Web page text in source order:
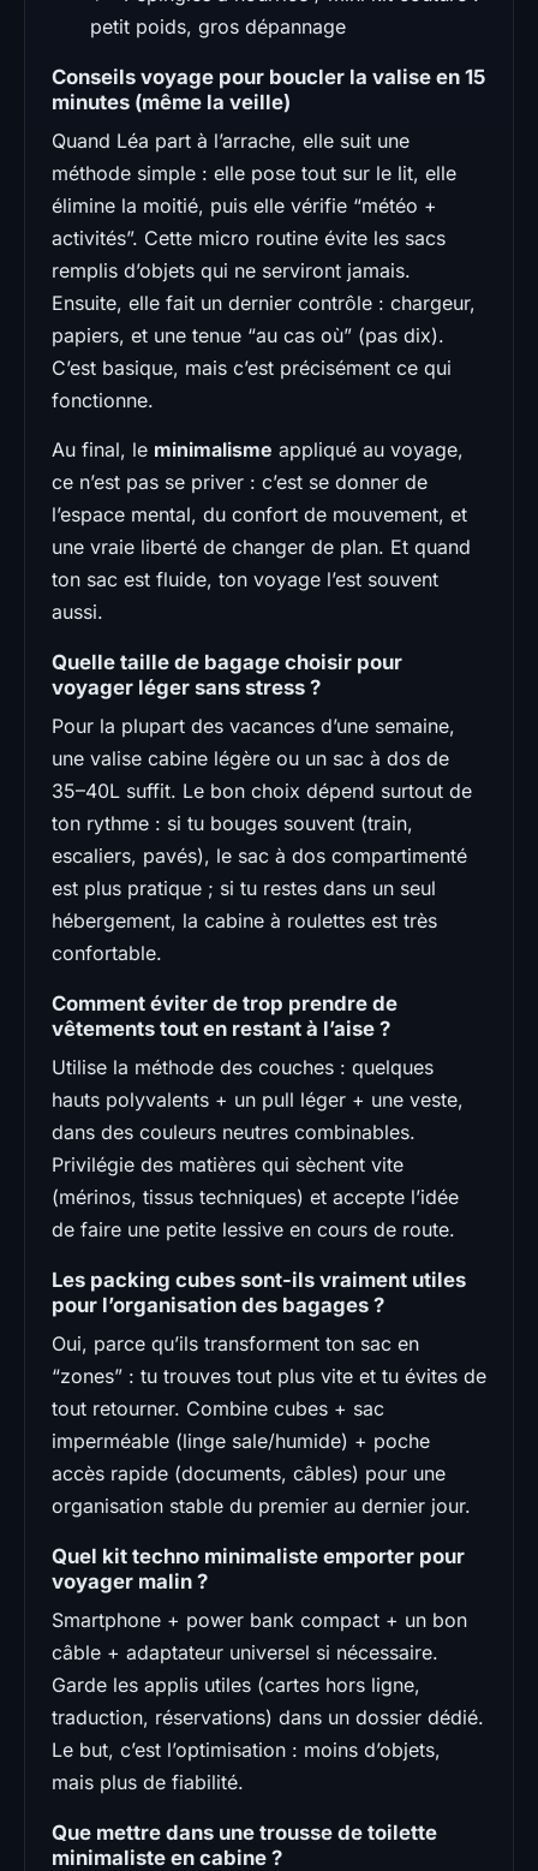
petit poids, gros dépannage
Conseils voyage pour boucler la valise en 15
minutes (même la veille)
Quand Léa part à l’arrache, elle suit une
méthode simple : elle pose tout sur le lit, elle
élimine la moitié, puis elle vérifie “météo +
activités”. Cette micro routine évite les sacs
remplis d’objets qui ne serviront jamais.
Ensuite, elle fait un dernier contrôle : chargeur,
papiers, et une tenue “au cas où” (pas dix).
C’est basique, mais c’est précisément ce qui
fonctionne.
Au final, le minimalisme appliqué au voyage,
ce n’est pas se priver : c’est se donner de
l’espace mental, du confort de mouvement, et
une vraie liberté de changer de plan. Et quand
ton sac est fluide, ton voyage l’est souvent
aussi.
Quelle taille de bagage choisir pour
voyager léger sans stress ?
Pour la plupart des vacances d’une semaine,
une valise cabine légère ou un sac à dos de
35–40L suffit. Le bon choix dépend surtout de
ton rythme : si tu bouges souvent (train,
escaliers, pavés), le sac à dos compartimenté
est plus pratique ; si tu restes dans un seul
hébergement, la cabine à roulettes est très
confortable.
Comment éviter de trop prendre de
vêtements tout en restant à l’aise ?
Utilise la méthode des couches : quelques
hauts polyvalents + un pull léger + une veste,
dans des couleurs neutres combinables.
Privilégie des matières qui sèchent vite
(mérinos, tissus techniques) et accepte l’idée
de faire une petite lessive en cours de route.
Les packing cubes sont-ils vraiment utiles
pour l’organisation des bagages ?
Oui, parce qu’ils transforment ton sac en
“zones” : tu trouves tout plus vite et tu évites de
tout retourner. Combine cubes + sac
imperméable (linge sale/humide) + poche
accès rapide (documents, câbles) pour une
organisation stable du premier au dernier jour.
Quel kit techno minimaliste emporter pour
voyager malin ?
Smartphone + power bank compact + un bon
câble + adaptateur universel si nécessaire.
Garde les applis utiles (cartes hors ligne,
traduction, réservations) dans un dossier dédié.
Le but, c’est l’optimisation : moins d’objets,
mais plus de fiabilité.
Que mettre dans une trousse de toilette
minimaliste en cabine ?